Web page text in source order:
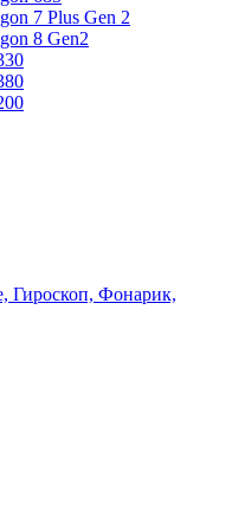
7 Plus Gen 2
8 Gen2
Гироскоп, Фонарик,